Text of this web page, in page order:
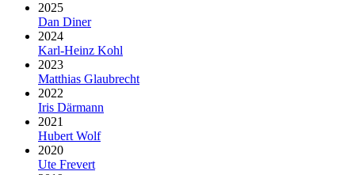
2025
Dan Diner
2024
Karl-Heinz Kohl
2023
Matthias Glaubrecht
2022
Iris Därmann
2021
Hubert Wolf
2020
Ute Frevert